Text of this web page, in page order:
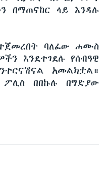
በማጠናከር ላይ እንዳሉ
ባለፈው ሐሙስ
እንደተገደሉ የሰብዓዊ
አመልክቷል።
በበኩሉ በግድያው